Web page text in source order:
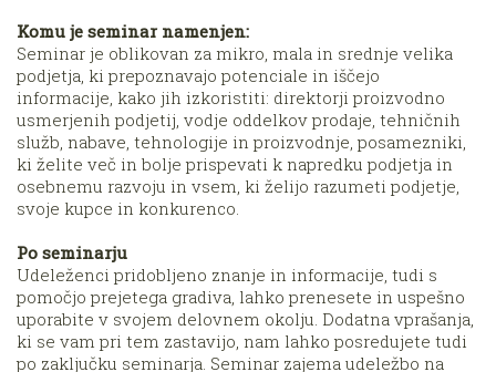
Komu je seminar namenjen:
Seminar je oblikovan za mikro, mala in srednje velika
podjetja, ki prepoznavajo potenciale in iščejo
informacije, kako jih izkoristiti: direktorji proizvodno
usmerjenih podjetij, vodje oddelkov prodaje, tehničnih
služb, nabave, tehnologije in proizvodnje, posamezniki,
ki želite več in bolje prispevati k napredku podjetja in
osebnemu razvoju in vsem, ki želijo razumeti podjetje,
svoje kupce in konkurenco.
Po seminarju
Udeleženci pridobljeno znanje in informacije, tudi s
pomočjo prejetega gradiva, lahko prenesete in uspešno
uporabite v svojem delovnem okolju. Dodatna vprašanja,
ki se vam pri tem zastavijo, nam lahko posredujete tudi
po zaključku seminarja. Seminar zajema udeležbo na